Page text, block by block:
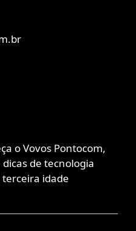
o Vovos Pontocom,
dicas de tecnologia
terceira idade